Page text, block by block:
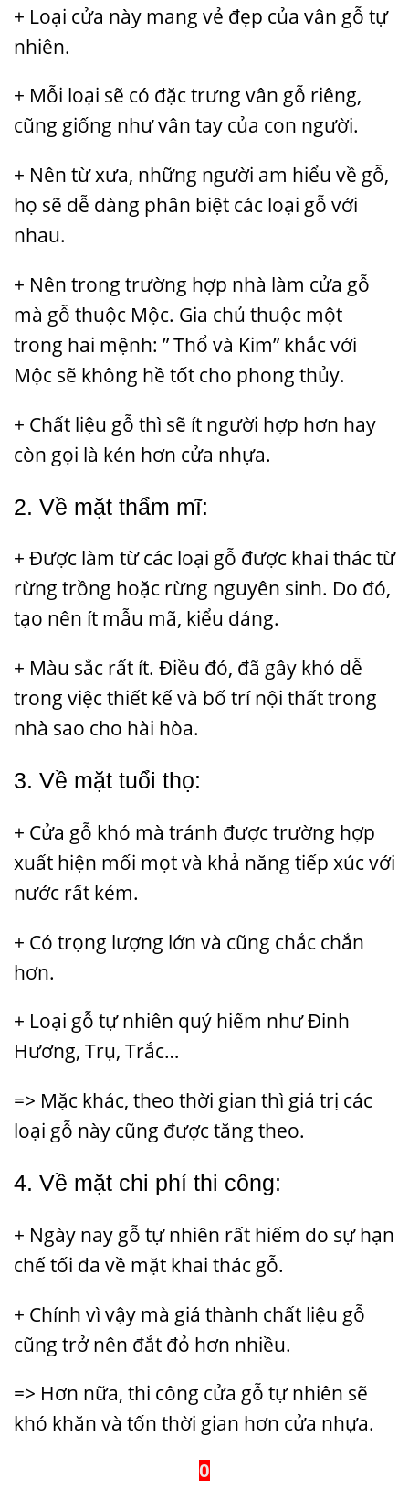
+ Loại cửa này mang vẻ đẹp của vân gỗ tự
nhiên.
+ Mỗi loại sẽ có đặc trưng vân gỗ riêng,
cũng giống như vân tay của con người.
+ Nên từ xưa, những người am hiểu về gỗ,
họ sẽ dễ dàng phân biệt các loại gỗ với
nhau.
+ Nên trong trường hợp nhà làm cửa gỗ
mà gỗ thuộc Mộc. Gia chủ thuộc một
trong hai mệnh: ” Thổ và Kim” khắc với
Mộc sẽ không hề tốt cho phong thủy.
+ Chất liệu gỗ thì sẽ ít người hợp hơn hay
còn gọi là kén hơn cửa nhựa.
2. Về mặt thẩm mĩ:
+ Được làm từ các loại gỗ được khai thác từ
rừng trồng hoặc rừng nguyên sinh. Do đó,
tạo nên ít mẫu mã, kiểu dáng.
+ Màu sắc rất ít. Điều đó, đã gây khó dễ
trong việc thiết kế và bố trí nội thất trong
nhà sao cho hài hòa.
3. Về mặt tuổi thọ:
+ Cửa gỗ khó mà tránh được trường hợp
xuất hiện mối mọt và khả năng tiếp xúc với
nước rất kém.
+ Có trọng lượng lớn và cũng chắc chắn
hơn.
+ Loại gỗ tự nhiên quý hiếm như Đinh
Hương, Trụ, Trắc…
=> Mặc khác, theo thời gian thì giá trị các
loại gỗ này cũng được tăng theo.
4. Về mặt chi phí thi công:
+ Ngày nay gỗ tự nhiên rất hiếm do sự hạn
chế tối đa về mặt khai thác gỗ.
+ Chính vì vậy mà giá thành chất liệu gỗ
cũng trở nên đắt đỏ hơn nhiều.
=> Hơn nữa, thi công cửa gỗ tự nhiên sẽ
khó khăn và tốn thời gian hơn cửa nhựa.
0